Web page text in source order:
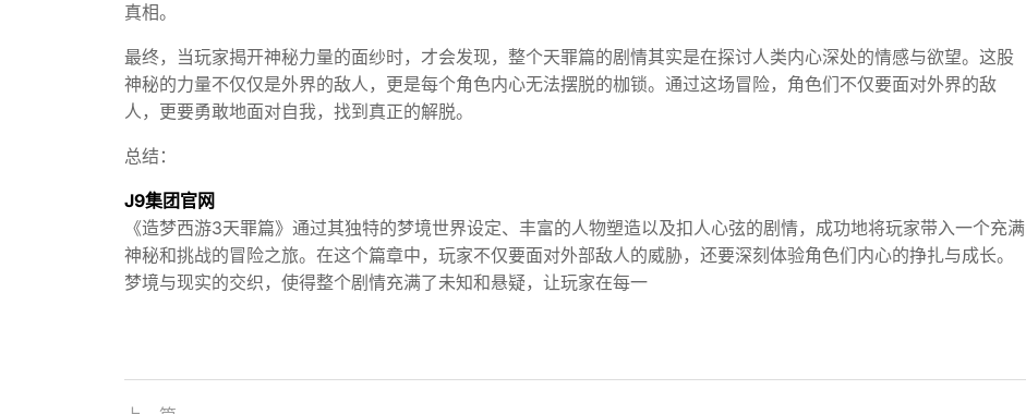
真相。
最终，当玩家揭开神秘力量的面纱时，才会发现，整个天罪篇的剧情其实是在探讨人类内心深处的情感与欲望。这股
神秘的力量不仅仅是外界的敌人，更是每个角色内心无法摆脱的枷锁。通过这场冒险，角色们不仅要面对外界的敌
人，更要勇敢地面对自我，找到真正的解脱。
总结：
J9集团官网
《造梦西游3天罪篇》通过其独特的梦境世界设定、丰富的人物塑造以及扣人心弦的剧情，成功地将玩家带入一个充满
神秘和挑战的冒险之旅。在这个篇章中，玩家不仅要面对外部敌人的威胁，还要深刻体验角色们内心的挣扎与成长。
梦境与现实的交织，使得整个剧情充满了未知和悬疑，让玩家在每一